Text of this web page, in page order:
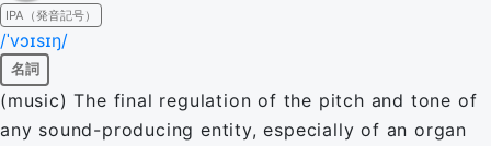
IPA（発音記号）
/ˈvɔɪsɪŋ/
名詞
(music) The final regulation of the pitch and tone of
any sound-producing entity, especially of an organ